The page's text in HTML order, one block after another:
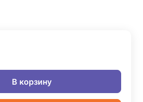
В корзину